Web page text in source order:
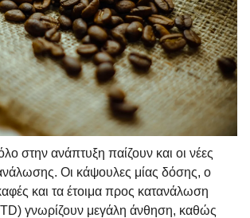
στην ανάπτυξη παίζουν και οι νέες
Οι κάψουλες μίας δόσης, ο
και τα έτοιμα προς κατανάλωση
γνωρίζουν μεγάλη άνθηση, καθώς